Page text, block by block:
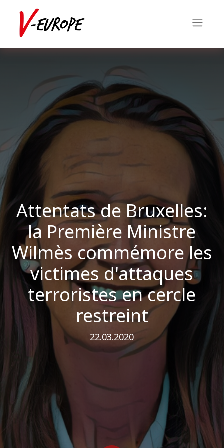
Attentats de Bruxelles:
la Première Ministre
Wilmès commémore les
victimes d'attaques
terroristes en cercle
restreint
22.03.2020